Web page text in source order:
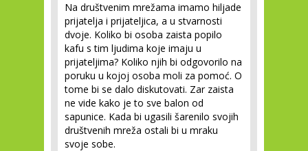
Na društvenim mrežama imamo hiljade
prijatelja i prijateljica, a u stvarnosti
dvoje. Koliko bi osoba zaista popilo
kafu s tim ljudima koje imaju u
prijateljima? Koliko njih bi odgovorilo na
poruku u kojoj osoba moli za pomoć. O
tome bi se dalo diskutovati. Zar zaista
ne vide kako je to sve balon od
sapunice. Kada bi ugasili šarenilo svojih
društvenih mreža ostali bi u mraku
svoje sobe.